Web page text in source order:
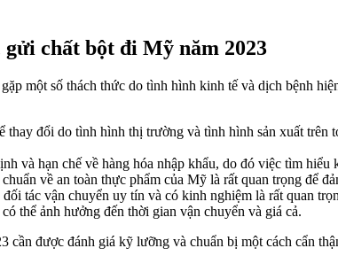
chất bột đi Mỹ năm 2023
một số thách thức do tình hình kinh tế và dịch bệnh
thay đổi do tình hình thị trường và tình hình sản xuất
và hạn chế về hàng hóa nhập khẩu, do đó việc tìm
về an toàn thực phẩm của Mỹ là rất quan trọng để
tác vận chuyển uy tín và có kinh nghiệm là rất quan
thể ảnh hưởng đến thời gian vận chuyển và giá cả.
được đánh giá kỹ lưỡng và chuẩn bị một cách cẩn